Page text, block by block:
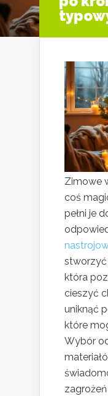
Zimowe
coś
pełni je
stworzyć
która
cieszyć
uniknąć
które
Wybór